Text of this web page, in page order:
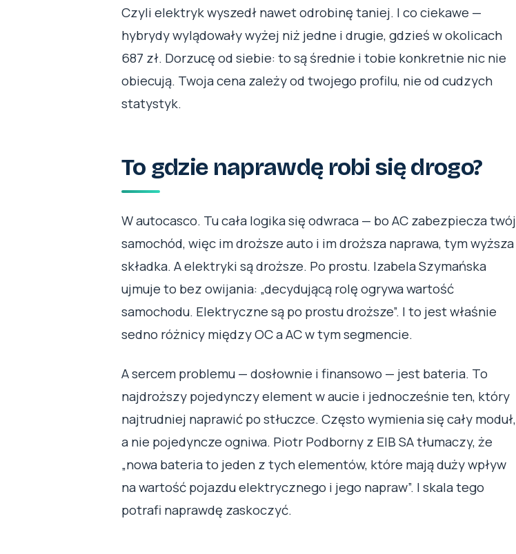
Czyli elektryk wyszedł nawet odrobinę taniej. I co ciekawe —
hybrydy wylądowały wyżej niż jedne i drugie, gdzieś w okolicach
687 zł. Dorzucę od siebie: to są średnie i tobie konkretnie nic nie
obiecują. Twoja cena zależy od twojego profilu, nie od cudzych
statystyk.
To gdzie naprawdę robi się drogo?
W autocasco. Tu cała logika się odwraca — bo AC zabezpiecza twój
samochód, więc im droższe auto i im droższa naprawa, tym wyższa
składka. A elektryki są droższe. Po prostu. Izabela Szymańska
ujmuje to bez owijania: „decydującą rolę ogrywa wartość
samochodu. Elektryczne są po prostu droższe”. I to jest właśnie
sedno różnicy między OC a AC w tym segmencie.
A sercem problemu — dosłownie i finansowo — jest bateria. To
najdroższy pojedynczy element w aucie i jednocześnie ten, który
najtrudniej naprawić po stłuczce. Często wymienia się cały moduł,
a nie pojedyncze ogniwa. Piotr Podborny z EIB SA tłumaczy, że
„nowa bateria to jeden z tych elementów, które mają duży wpływ
na wartość pojazdu elektrycznego i jego napraw”. I skala tego
potrafi naprawdę zaskoczyć.